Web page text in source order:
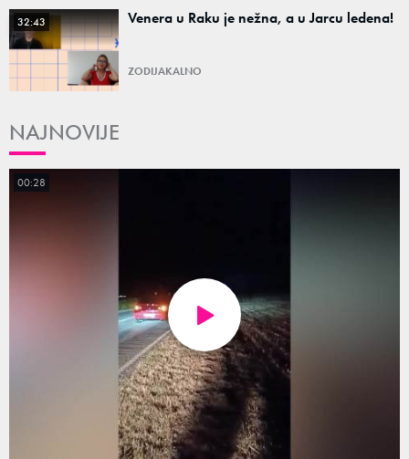
32:43 Venera u Raku je nežna, a u Jarcu ledena!
ZODIJAKALNO
NAJNOVIJE
00:28